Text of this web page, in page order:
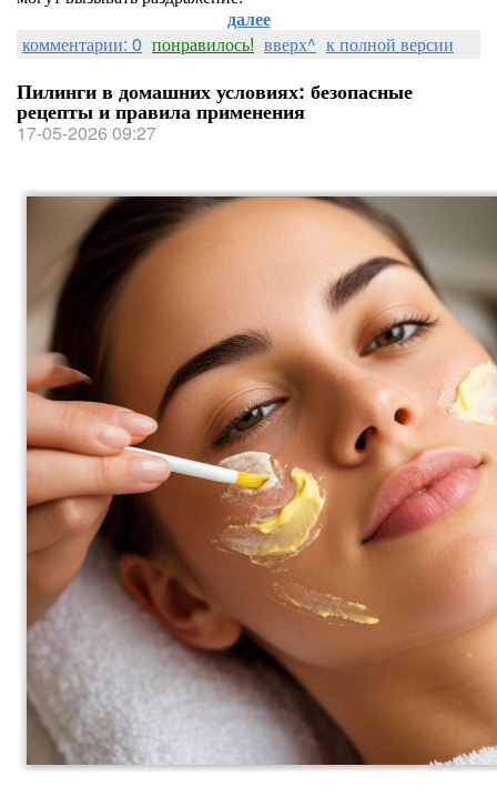
далее
комментарии: 0 понравилось! вверх^ к полной версии
Пилинги в домашних условиях: безопасные
рецепты и правила применения
17-05-2026 09:27